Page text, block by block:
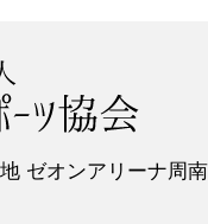
ゼオンアリーナ周南